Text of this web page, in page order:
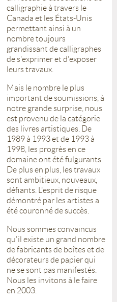
calligraphie à travers le
Canada et les États-Unis
permettant ainsi à un
nombre toujours
grandissant de calligraphes
de s'exprimer et d'exposer
leurs travaux.
Mais le nombre le plus
important de soumissions, à
notre grande surprise, nous
est provenu de la catégorie
des livres artistiques. De
1989 à 1993 et de 1993 à
1998, les progrès en ce
domaine ont été fulgurants.
De plus en plus, les travaux
sont ambitieux, nouveaux,
défiants. L'esprit de risque
démontré par les artistes a
été couronné de succès.
Nous sommes convaincus
qu'il existe un grand nombre
de fabricants de boîtes et de
décorateurs de papier qui
ne se sont pas manifestés.
Nous les invitons à le faire
en 2003.